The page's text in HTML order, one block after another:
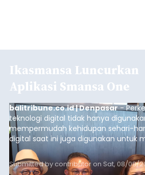
Ikasmansa Luncurkan
Aplikasi Smansa One
balitribune.co.id | Denpasar-
teknologi digital tidak hanya
mempermudah kehidupan sehari-
digital saat ini juga digunakan untuk
dan mengelola data base alumni dari
sekolah, salah satunya adalah alumni
Denpasar.
Submitted bycontributoron Sat, 08/08/